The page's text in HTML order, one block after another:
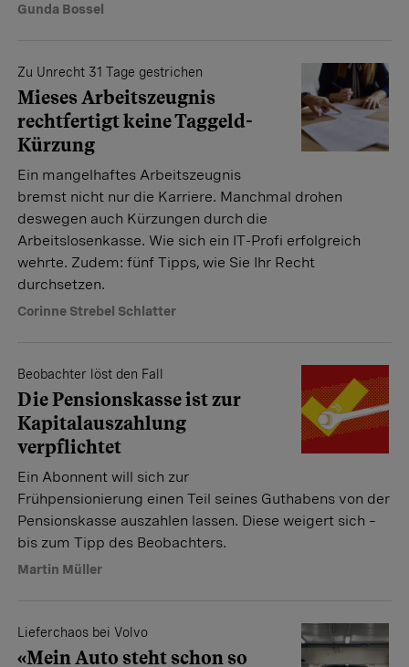
Gunda Bossel
Zu Unrecht 31 Tage gestrichen
Mieses Arbeitszeugnis
rechtfertigt keine Taggeld-
Kürzung
Ein mangelhaftes Arbeitszeugnis
bremst nicht nur die Karriere. Manchmal drohen
deswegen auch Kürzungen durch die
Arbeitslosenkasse. Wie sich ein IT-Profi erfolgreich
wehrte. Zudem: fünf Tipps, wie Sie Ihr Recht
durchsetzen.
Corinne Strebel Schlatter
Beobachter löst den Fall
Die Pensionskasse ist zur
Kapitalaus­zahlung
verpflichtet
Ein Abonnent will sich zur
Frühpensionierung einen Teil seines Guthabens von der
Pensionskasse auszahlen lassen. Diese weigert sich –
bis zum Tipp des Beobachters.
Martin Müller
Lieferchaos bei Volvo
«Mein Auto steht schon so